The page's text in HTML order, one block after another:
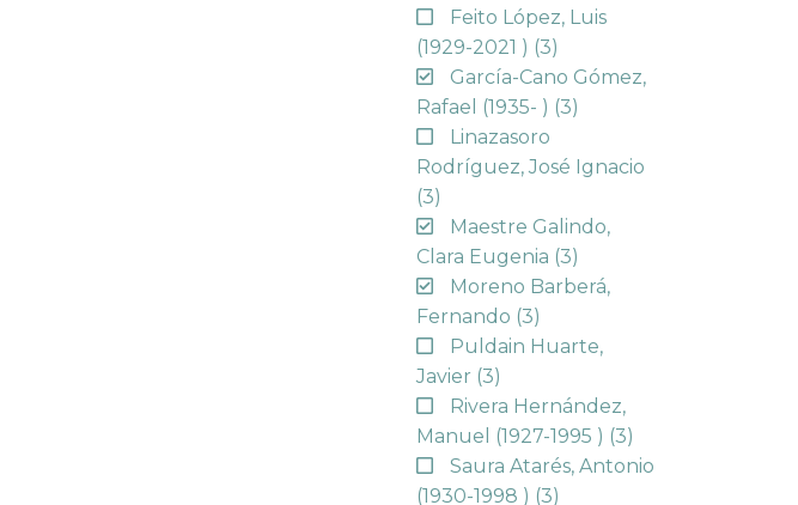
Feito López, Luis
(1929-2021 ) (3)
García-Cano Gómez,
Rafael (1935- ) (3)
Linazasoro
Rodríguez, José Ignacio
(3)
Maestre Galindo,
Clara Eugenia (3)
Moreno Barberá,
Fernando (3)
Puldain Huarte,
Javier (3)
Rivera Hernández,
Manuel (1927-1995 ) (3)
Saura Atarés, Antonio
(1930-1998 ) (3)